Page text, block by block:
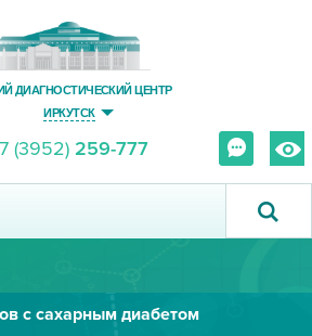
ДИАГНОСТИЧЕСКИЙ ЦЕНТР
ИРКУТСК
(3952) 259-777
с сахарным диабетом